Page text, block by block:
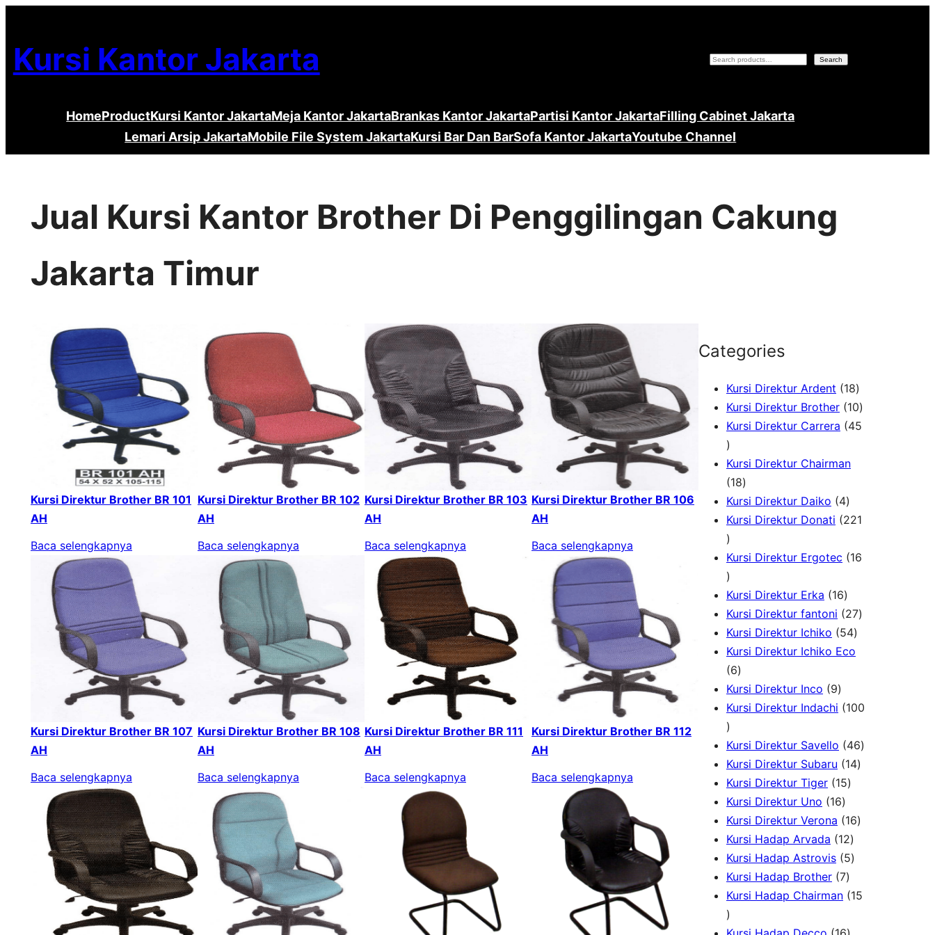
ke
konten
Kursi Kantor Jakarta Search Search
HomeProductKursi Kantor JakartaMeja Kantor JakartaBrankas Kantor JakartaPartisi Kantor JakartaFilling Cabinet Jakarta
Lemari Arsip JakartaMobile File System JakartaKursi Bar Dan BarSofa Kantor JakartaYoutube Channel
Jual Kursi Kantor Brother Di Penggilingan Cakung
Jakarta Timur
Kursi Direktur Brother BR 101
AH
Baca selengkapnya
Kursi Direktur Brother BR 102
AH
Baca selengkapnya
Kursi Direktur Brother BR 103
AH
Baca selengkapnya
Kursi Direktur Brother BR 106
AH
Baca selengkapnya
Kursi Direktur Brother BR 107
AH
Baca selengkapnya
Kursi Direktur Brother BR 108
AH
Baca selengkapnya
Kursi Direktur Brother BR 111
AH
Baca selengkapnya
Kursi Direktur Brother BR 112
AH
Baca selengkapnya
Categories
Kursi Direktur Ardent 181
8
P
k
Kursi Direktur Brother 101
0
u
Kursi Direktur Carrera
45
4
5
P
r
o
d
u
k
Kursi Direktur Chairman
181
8
P
o
u
k
Kursi Direktur Daiko 44
P
o
u
k
Kursi Direktur Donati
221
2
2
1
P
r
o
d
u
k
Kursi Direktur Ergotec
16
1
6
P
r
o
d
u
k
Kursi Direktur Erka 161
6
P
r
u
Kursi Direktur fantoni 272
d
k
Kursi Direktur Ichiko 545
4
o
u
k
Kursi Direktur Ichiko Eco
66
P
r
d
u
k
Kursi Direktur Inco 99
P
o
d
u
k
Kursi Direktur Indachi
100
1
0
0
P
r
o
d
u
k
Kursi Direktur Savello 464
Kursi Direktur Subaru 141
r
k
Kursi Direktur Tiger 151
P
r
o
d
u
Kursi Direktur Uno 161
6
P
r
o
d
k
Kursi Direktur Verona 161
o
Kursi Hadap Arvada 121
2
r
Kursi Hadap Astrovis 55
r
Kursi Hadap Brother 77
P
o
Kursi Hadap Chairman 15
1
5
1